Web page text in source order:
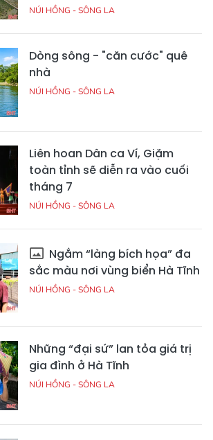
NÚI HỒNG - SÔNG LA
Dòng sông - "căn cước" quê
nhà
NÚI HỒNG - SÔNG LA
Liên hoan Dân ca Ví, Giặm
toàn tỉnh sẽ diễn ra vào cuối
tháng 7
NÚI HỒNG - SÔNG LA
Ngắm “làng bích họa” đa
sắc màu nơi vùng biển Hà Tĩnh
NÚI HỒNG - SÔNG LA
Những “đại sứ” lan tỏa giá trị
gia đình ở Hà Tĩnh
NÚI HỒNG - SÔNG LA